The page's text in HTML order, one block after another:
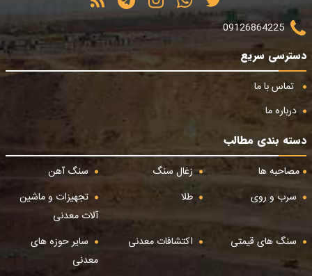
09126864225
دسترسی سریع
تماس با ما
درباره ما
دسته بندی مطالب
مصاحبه ها
زغال سنگ
سنگ آهن
سرب و روی
طلا
تجهیزات و ماشین
آلات معدنی
سنگ های قیمتی
اکتشافات معدنی
سایر حوزه های
معدنی